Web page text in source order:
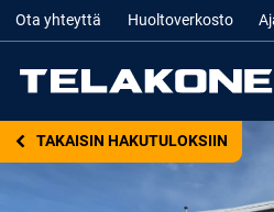
Ota yhteyttä Huoltoverkosto
TAKAISIN HAKUTULOKSIIN